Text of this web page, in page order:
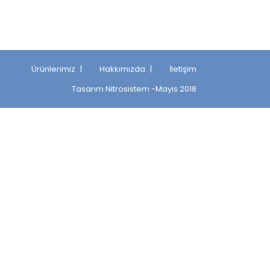
Ürünlerimiz Hakkımızda
İletişim
Tasarım Nitrosistem -Mayıs 2018